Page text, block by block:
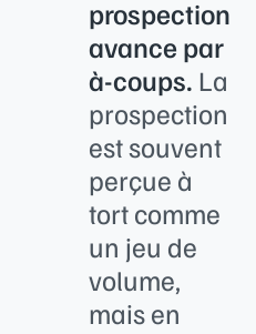
prospection
avance par
à-coups. La
prospection
est souvent
perçue à
tort comme
un jeu de
volume,
mais en